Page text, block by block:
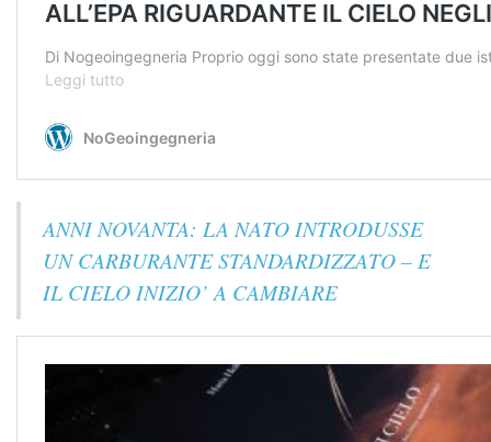
ANNI NOVANTA: LA NATO INTRODUSSE
UN CARBURANTE STANDARDIZZATO – E
IL CIELO INIZIO’ A CAMBIARE